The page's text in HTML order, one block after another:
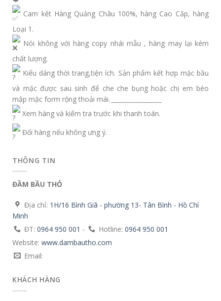
Cam kết Hàng Quảng Châu 100%, hàng Cao Cấp, hàng
Loại 1.
Nói không với hàng copy nhái mẫu , hàng may lại kém
chất lượng.
Kiểu dáng thời trang,tiện ích. Sản phẩm kết hợp mặc bầu
và mặc được sau sinh để che che bụng hoặc chị em béo
mập mặc form rộng thoải mái.
Xem hàng và kiểm tra trước khi thanh toán.
Đổi hàng nếu không ưng ý.
THÔNG TIN
ĐẦM BẦU THỎ
Địa chỉ: 1H/16 Bình Giã - phường 13- Tân Bình - Hồ Chí
Minh
ĐT: 0964 950 001 - Hotline: 0964 950 001
Website: www.dambautho.com
Email:
KHÁCH HÀNG